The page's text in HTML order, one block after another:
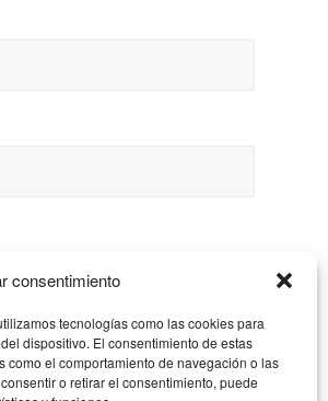
consentimiento
tecnologías como las cookies para
dispositivo. El consentimiento de estas
como el comportamiento de navegación o las
o retirar el consentimiento, puede